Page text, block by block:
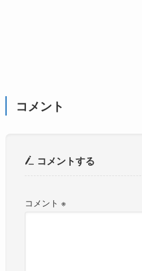
コメント
コメントする
コメント ※